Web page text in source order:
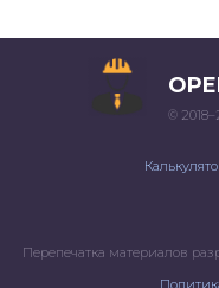
©
Перепечатка материалов